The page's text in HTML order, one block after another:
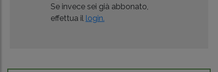
Se invece sei già abbonato,
effettua il login.